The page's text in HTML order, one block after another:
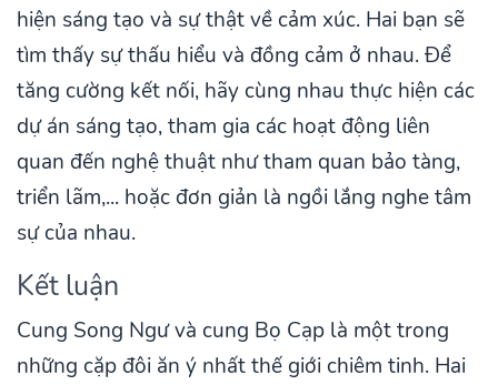
hiện sáng tạo và sự thật về cảm xúc. Hai bạn sẽ
tìm thấy sự thấu hiểu và đồng cảm ở nhau. Để
tăng cường kết nối, hãy cùng nhau thực hiện các
dự án sáng tạo, tham gia các hoạt động liên
quan đến nghệ thuật như tham quan bảo tàng,
triển lãm,... hoặc đơn giản là ngồi lắng nghe tâm
sự của nhau.
Kết luận
Cung Song Ngư và cung Bọ Cạp là một trong
những cặp đôi ăn ý nhất thế giới chiêm tinh. Hai